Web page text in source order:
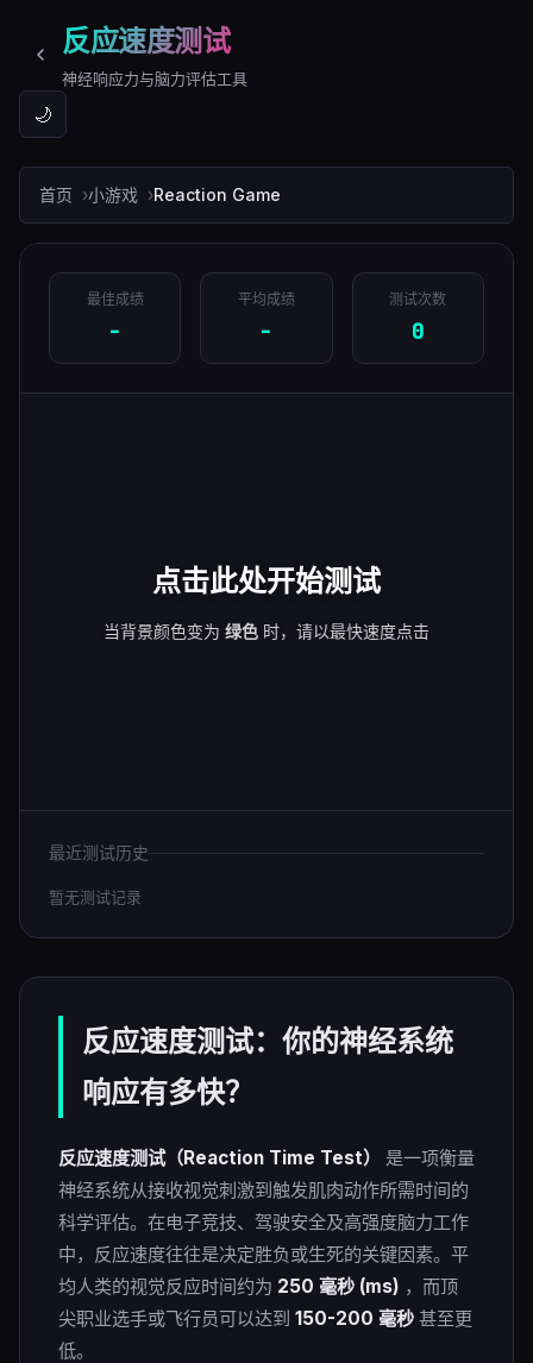
反应速度测试
神经响应力与脑力评估工具
🌙
首页 小游戏 Reaction Game
最佳成绩
-
平均成绩
-
测试次数
0
点击此处开始测试
当背景颜色变为 绿色 时，请以最快速度点击
最近测试历史
暂无测试记录
反应速度测试：你的神经系统
响应有多快？
反应速度测试（Reaction Time Test）
是一项衡量
神经系统从接收视觉刺激到触发肌肉动作所需时间的
科学评估。在电子竞技、驾驶安全及高强度脑力工作
中，反应速度往往是决定胜负或生死的关键因素。平
均人类的视觉反应时间约为 250 毫秒 (ms) ，而顶
尖职业选手或飞行员可以达到 150-200 毫秒 甚至更
低。